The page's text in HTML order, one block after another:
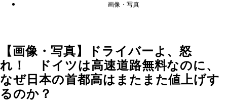
画像・写真
【画像・写真】ドライバーよ、怒
れ！ ドイツは高速道路無料なのに、
なぜ日本の首都高はまたまた値上げす
るのか？